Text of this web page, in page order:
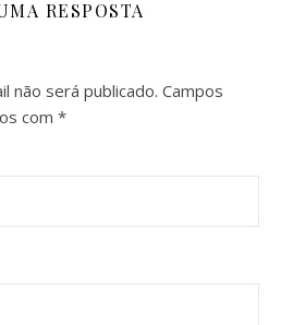
RESPOSTA
não será publicado. Campos
com *